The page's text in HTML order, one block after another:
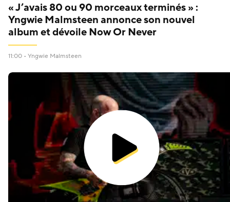
« J’avais 80 ou 90 morceaux terminés » :
Yngwie Malmsteen annonce son nouvel
album et dévoile Now Or Never
11:00 • Yngwie Malmsteen